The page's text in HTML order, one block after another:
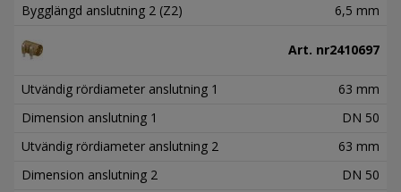
Bygglängd anslutning 2 (Z2)
6,5 mm
Art. nr2410697
Utvändig rördiameter anslutning 1
63 mm
Dimension anslutning 1
DN 50
Utvändig rördiameter anslutning 2
63 mm
Dimension anslutning 2
DN 50